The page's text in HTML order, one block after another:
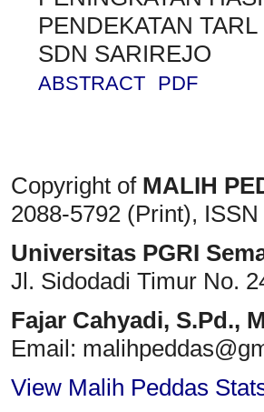
PENDEKATAN
SDN SARIREJO
ABSTRACT PDF
Copyright ofMALIH
2088-5792 (Print), ISSN
Universitas PGRI
Jl. Sidodadi Timur No.
Fajar Cahyadi, S.Pd.,
Email: malihpeddas
View Malih Peddas